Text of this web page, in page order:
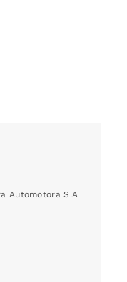
Automotora S.A